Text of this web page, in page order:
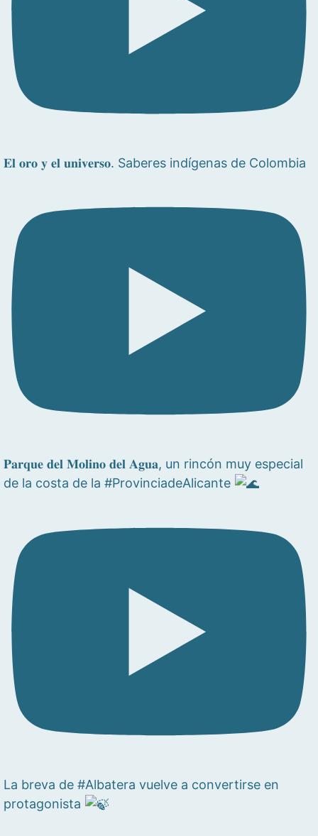
𝐄𝐥 𝐨𝐫𝐨 𝐲 𝐞𝐥 𝐮𝐧𝐢𝐯𝐞𝐫𝐬𝐨. Saberes indígenas de Colombia
𝐏𝐚𝐫𝐪𝐮𝐞 𝐝𝐞𝐥 𝐌𝐨𝐥𝐢𝐧𝐨 𝐝𝐞𝐥 𝐀𝐠𝐮𝐚, un rincón muy especial
de la costa de la #ProvinciadeAlicante
La breva de #Albatera vuelve a convertirse en
protagonista